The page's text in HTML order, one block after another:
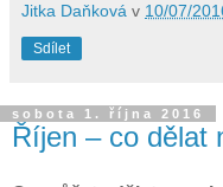
Jitka Daňková v 10/07/
Sdílet
sobota 1. října 2016
Říjen – co dělat